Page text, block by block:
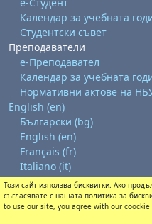
Календар за учебната
Студентски съвет
Преподаватели
е-Преподавател
Календар за учебната
Нормативни актове на
English ‎(en)‎
Български ‎(bg)‎
English ‎(en)‎
Français ‎(fr)‎
Italiano ‎(it)‎
Get the mobile app
Switch to the standard theme
Този сайт използва бисквитки. Ако
съгласявате с нашата политика за
to use our site, you agree with our coockie